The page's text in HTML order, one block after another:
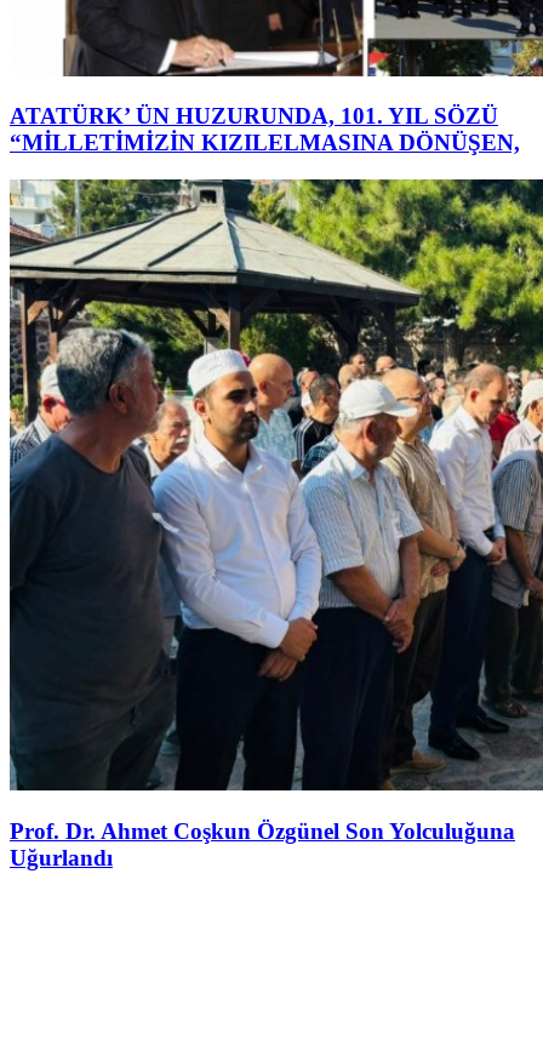
ATATÜRK’ ÜN HUZURUNDA, 101. YIL SÖZÜ
“MİLLETİMİZİN KIZILELMASINA DÖNÜŞEN,
Prof. Dr. Ahmet Coşkun Özgünel Son Yolculuğuna
Uğurlandı